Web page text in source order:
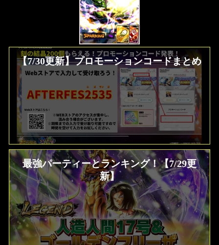
【7/30更新】プロモーションコードまとめ
最強パーティーとランキング！【7/29更
新】